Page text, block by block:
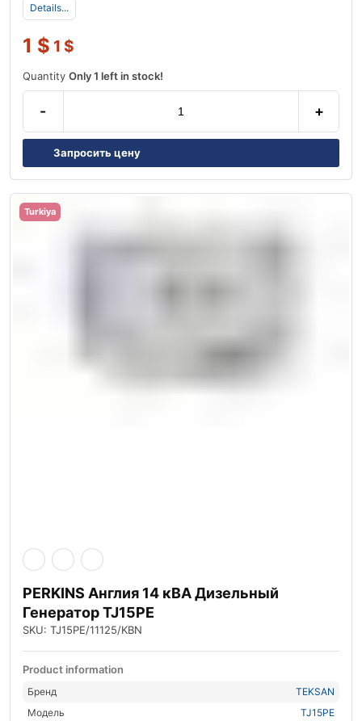
Details...
1 $ 1 $
Quantity Only 1 left in stock!
- +
Запросить цену
Turkiya
PERKINS Англия 14 кВА Дизельный
Генератор TJ15PE
SKU: TJ15PE/11125/KBN
Product information
Бренд
TEKSAN
Модель
TJ15PE